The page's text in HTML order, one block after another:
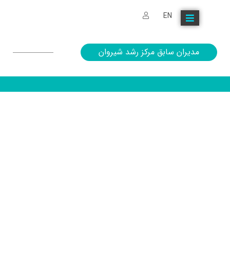
EN
مدیران سابق مرکز رشد شیروان